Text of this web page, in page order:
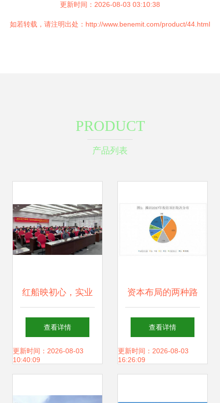
更新时间：2026-08-03 03:10:38
如若转载，请注明出处：http://www.benemit.com/product/44.html
PRODUCT
产品列表
红船映初心，实业
谱新篇——南通嘉
兴两报业集团联合
查看详情
更新时间：2026-08-03
10:40:09
资本布局的两种路
径 腾讯投资帝国与
阿里实业版图的数
查看详情
更新时间：2026-08-03
16:26:09